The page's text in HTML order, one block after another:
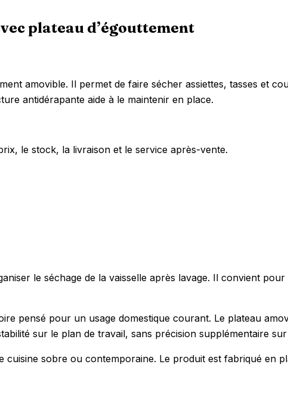
plateau d’égouttement
amovible. Il permet de faire sécher assiettes, tasses et
antidérapante aide à le maintenir en place.
le stock, la livraison et le service après-vente.
le séchage de la vaisselle après lavage. Il convient
pensé pour un usage domestique courant. Le plateau
sur le plan de travail, sans précision supplémentaire
sobre ou contemporaine. Le produit est fabriqué en